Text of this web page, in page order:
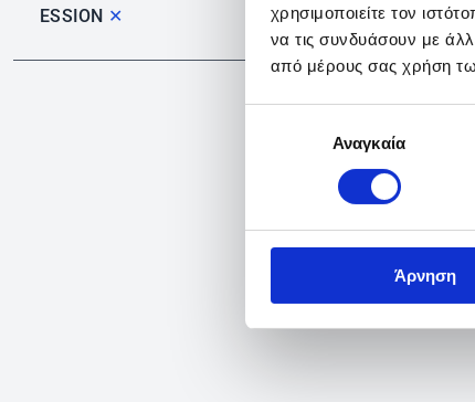
χρησιμοποιείτε τον
να τις συνδυάσουν με
από μέρους σας χρήση
συγκατάθεσηςΑναγκαία
Άρνηση
ESSION ✕